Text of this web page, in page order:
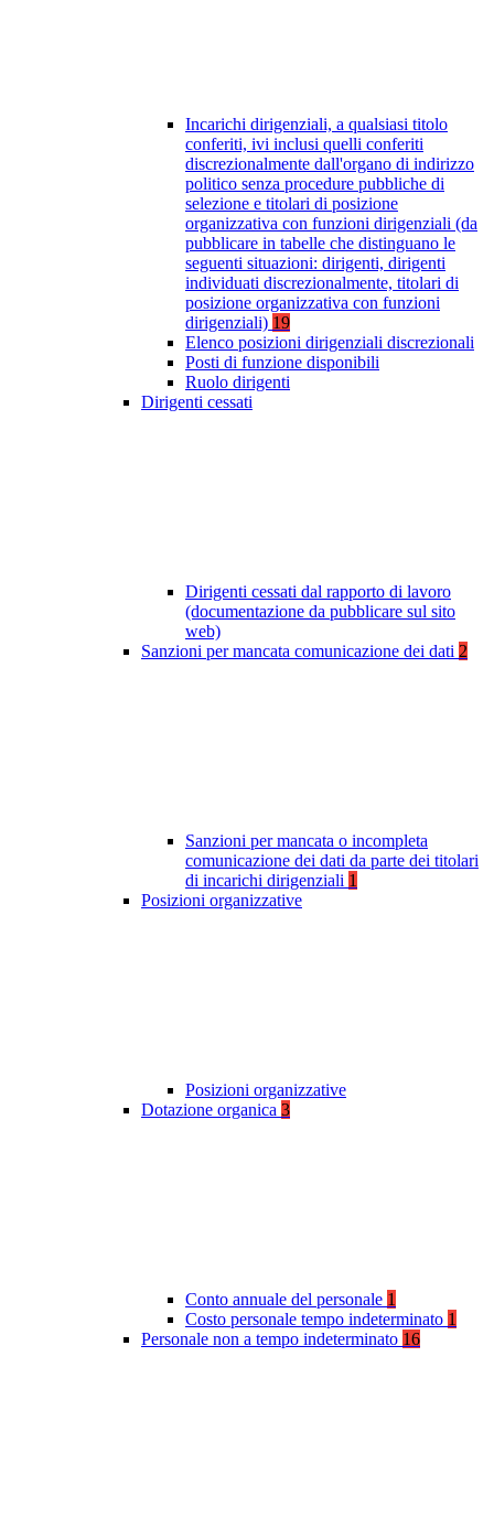
Incarichi dirigenziali, a qualsiasi titolo
conferiti, ivi inclusi quelli conferiti
discrezionalmente dall'organo di indirizzo
politico senza procedure pubbliche di
selezione e titolari di posizione
organizzativa con funzioni dirigenziali (da
pubblicare in tabelle che distinguano le
seguenti situazioni: dirigenti, dirigenti
individuati discrezionalmente, titolari di
posizione organizzativa con funzioni
dirigenziali) 19
Elenco posizioni dirigenziali discrezionali
Posti di funzione disponibili
Ruolo dirigenti
Dirigenti cessati
Dirigenti cessati dal rapporto di lavoro
(documentazione da pubblicare sul sito
web)
Sanzioni per mancata comunicazione dei dati 2
Sanzioni per mancata o incompleta
comunicazione dei dati da parte dei titolari
di incarichi dirigenziali 1
Posizioni organizzative
Posizioni organizzative
Dotazione organica 3
Conto annuale del personale 1
Costo personale tempo indeterminato 1
Personale non a tempo indeterminato 16